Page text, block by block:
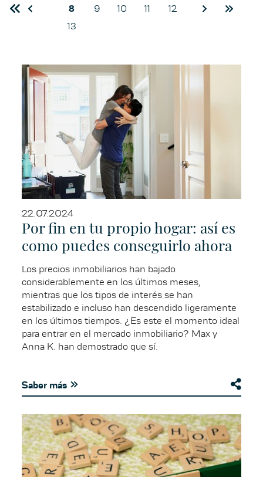
First Previous8 9 10 11
12
13
Next
22.07.2024
Por fin en tu propio hogar: así es
como puedes conseguirlo ahora
Los precios inmobiliarios han bajado
considerablemente en los últimos meses,
mientras que los tipos de interés se han
estabilizado e incluso han descendido ligeramente
en los últimos tiempos. ¿Es este el momento ideal
para entrar en el mercado inmobiliario? Max y
Anna K. han demostrado que sí.
Saber más